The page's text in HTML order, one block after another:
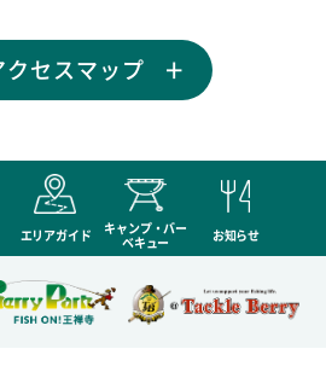
クセスマップ
エリアガイド
キャンプ・バー
ベキュー
お知らせ